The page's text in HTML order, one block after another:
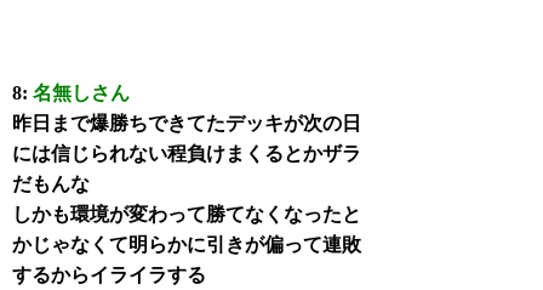
8:名無しさん
昨日まで爆勝ちできてたデッキが次の日
には信じられない程負けまくるとかザラ
だもんな
しかも環境が変わって勝てなくなったと
かじゃなくて明らかに引きが偏って連敗
するからイライラする